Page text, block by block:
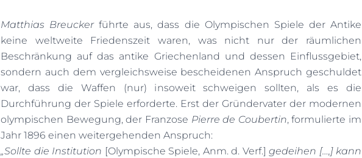
Matthias Breuckerführte aus, dass die Olympischen Spiele der Antike
keine weltweite Friedenszeit waren, was nicht nur der räumlichen
Beschränkung auf das antike Griechenland und dessen Einflussgebiet,
sondern auch dem vergleichsweise bescheidenen Anspruch geschuldet
war, dass die Waffen (nur) insoweit schweigen sollten, als es die
Durchführung der Spiele erforderte. Erst der Gründervater der modernen
olympischen Bewegung, der Franzose Pierre de Coubertin, formulierte im
Jahr 1896 einen weitergehenden Anspruch:
„Sollte die Institution [Olympische Spiele, Anm. d. Verf.] gedeihen […,] kann